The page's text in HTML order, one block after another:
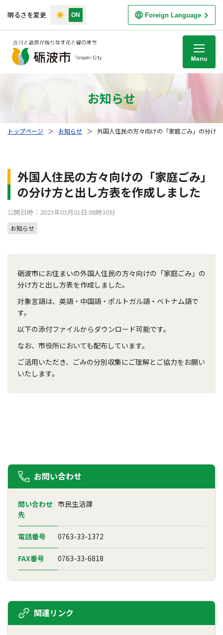
明るさを変更 Foreign Language
お知らせ
トップページ ＞ お知らせ ＞ 外国人住民の方々向けの「家庭ごみ」の分け
外国人住民の方々向けの「家庭ごみ」
の分け方と出し方表を作成しました
公開日時：2023年03月01日 08時30分
お知らせ
砺波市にお住まいの外国人住民の方々向けの「家庭ごみ」の
分け方と出し方表を作成しました。
対象言語は、英語・中国語・ポルトガル語・ベトナム語で
す。
以下の添付ファイルからダウンロード可能です。
なお、市役所においても配布しています。
ご活用いただき、ごみの分別収集にご理解とご協力をお願い
いたします。
お問い合わせ
問い合わせ
先
市民生活課
電話番号 0763-33-1372
FAX番号 0763-33-6818
関連リンク